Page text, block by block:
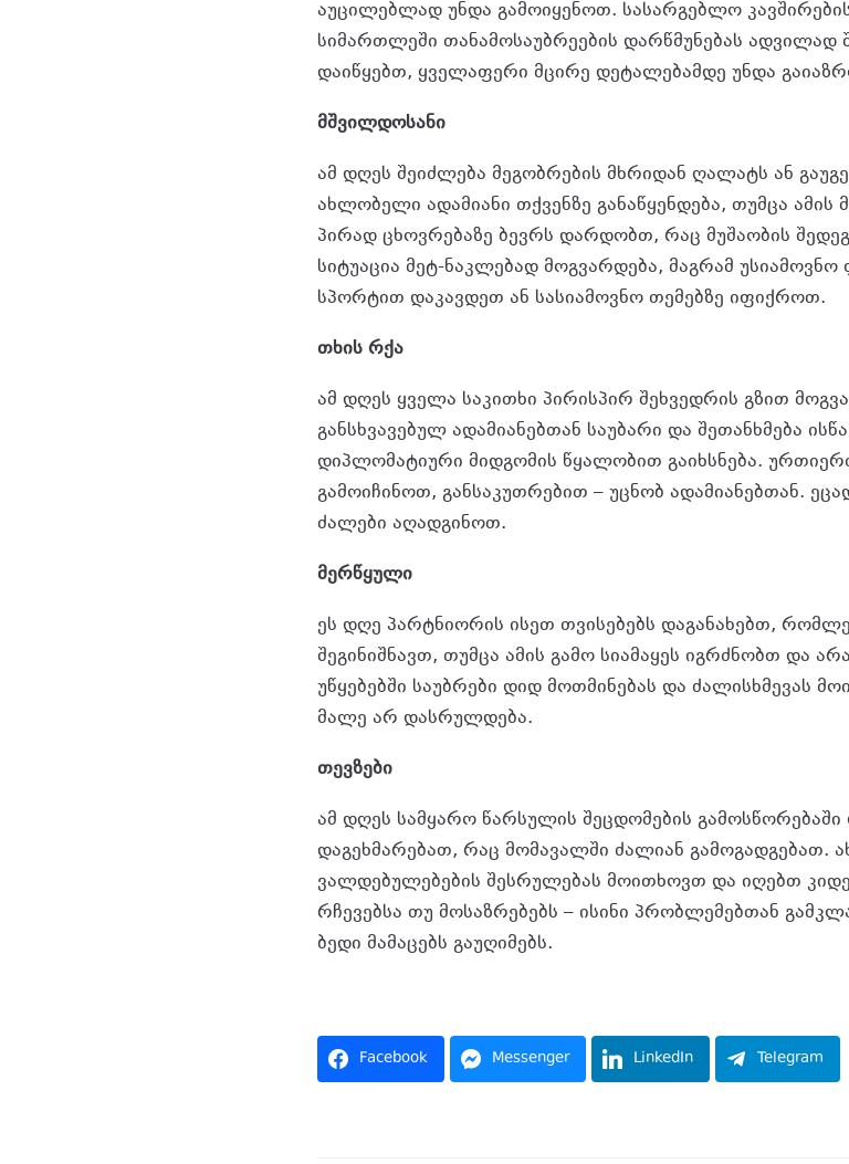
აუცილებლად უნდა გამოიყენოთ. სასარგებლო
სიმართლეში თანამოსაუბრეების დარწმუნებას ადვილად
დაიწყებთ, ყველაფერი მცირე დეტალებამდე უნდა
მშვილდოსანი
ამ დღეს შეიძლება მეგობრების მხრიდან ღალატს ან
ახლობელი ადამიანი თქვენზე განაწყენდება, თუმცა ამის
პირად ცხოვრებაზე ბევრს დარდობთ, რაც მუშაობის
სიტუაცია მეტ-ნაკლებად მოგვარდება, მაგრამ
სპორტით დაკავდეთ ან სასიამოვნო თემებზე იფიქროთ.
თხის რქა
ამ დღეს ყველა საკითხი პირისპირ შეხვედრის გზით
განსხვავებულ ადამიანებთან საუბარი და შეთანხმება
დიპლომატიური მიდგომის წყალობით გაიხსნება.
გამოიჩინოთ, განსაკუთრებით – უცნობ ადამიანებთან.
ძალები აღადგინოთ.
მერწყული
ეს დღე პარტნიორის ისეთ თვისებებს დაგანახებთ,
შეგინიშნავთ, თუმცა ამის გამო სიამაყეს იგრძნობთ და
უწყებებში საუბრები დიდ მოთმინებას და ძალისხმევას
მალე არ დასრულდება.
თევზები
ამ დღეს სამყარო წარსულის შეცდომების
დაგეხმარებათ, რაც მომავალში ძალიან გამოგადგებათ.
ვალდებულებების შესრულებას მოითხოვთ და იღებთ
რჩევებსა თუ მოსაზრებებს – ისინი პრობლემებთან
ბედი მამაცებს გაუღიმებს.
Facebook Messenger LinkedIn Telegram